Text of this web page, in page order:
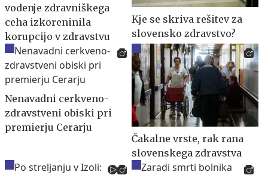
vodenje zdravniškega
ceha izkoreninila
korupcijo v zdravstvu
Kje se skriva rešitev za
slovensko zdravstvo?
Nenavadni cerkveno-
zdravstveni obiski pri
premierju Cerarju
Čakalne vrste, rak rana
slovenskega zdravstva